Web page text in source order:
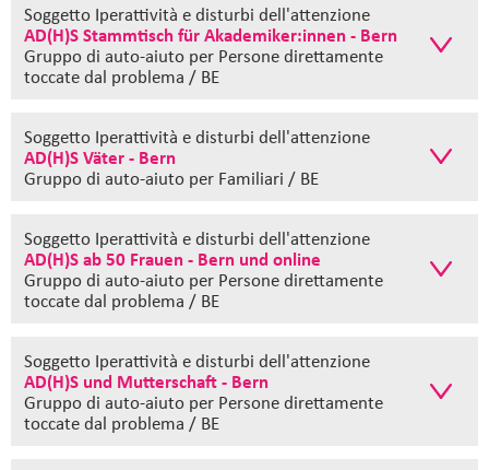
Soggetto Iperattività e disturbi dell'attenzione
AD(H)S Stammtisch für Akademiker:innen - Bern
Gruppo di auto-aiuto per Persone direttamente
toccate dal problema / BE
Soggetto Iperattività e disturbi dell'attenzione
AD(H)S Väter - Bern
Gruppo di auto-aiuto per Familiari / BE
Soggetto Iperattività e disturbi dell'attenzione
AD(H)S ab 50 Frauen - Bern und online
Gruppo di auto-aiuto per Persone direttamente
toccate dal problema / BE
Soggetto Iperattività e disturbi dell'attenzione
AD(H)S und Mutterschaft - Bern
Gruppo di auto-aiuto per Persone direttamente
toccate dal problema / BE